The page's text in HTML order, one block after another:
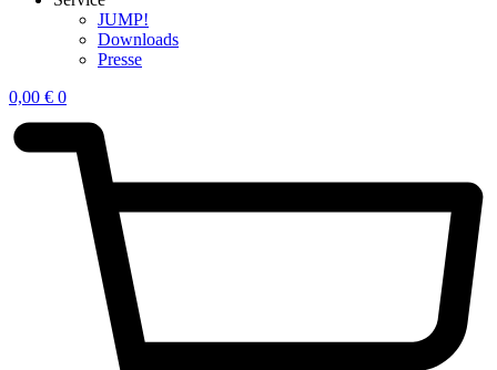
JUMP!
Downloads
Presse
0,00 € 0